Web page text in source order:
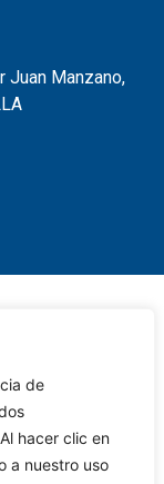
de
hacer clic en
a nuestro uso
Juan Manzano,